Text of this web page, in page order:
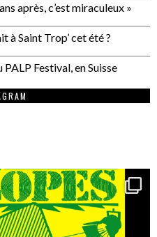
après, c’est miraculeux »
à Saint Trop’ cet été ?
Festival, en Suisse